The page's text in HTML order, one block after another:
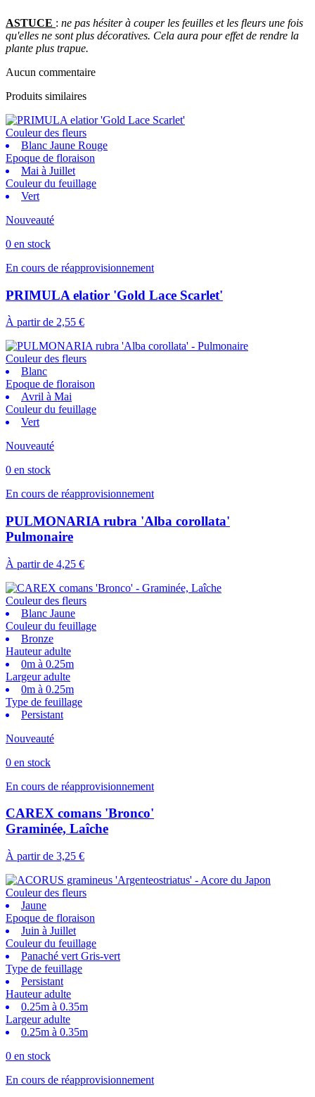
ASTUCE : ne pas hésiter à couper les feuilles et les fleurs une fois
qu'elles ne sont plus décoratives. Cela aura pour effet de rendre la
plante plus trapue.
Aucun commentaire
Produits similaires
Couleur des fleurs
Blanc Jaune Rouge
Epoque de floraison
Mai à Juillet
Couleur du feuillage
Vert
Nouveauté
0 en stock
En cours de réapprovisionnement
PRIMULA elatior 'Gold Lace Scarlet'
À partir de 2,55 €
Couleur des fleurs
Blanc
Epoque de floraison
Avril à Mai
Couleur du feuillage
Vert
Nouveauté
0 en stock
En cours de réapprovisionnement
PULMONARIA rubra 'Alba corollata'
Pulmonaire
À partir de 4,25 €
Couleur des fleurs
Blanc Jaune
Couleur du feuillage
Bronze
Hauteur adulte
0m à 0.25m
Largeur adulte
0m à 0.25m
Type de feuillage
Persistant
Nouveauté
0 en stock
En cours de réapprovisionnement
CAREX comans 'Bronco'
Graminée, Laîche
À partir de 3,25 €
Couleur des fleurs
Jaune
Epoque de floraison
Juin à Juillet
Couleur du feuillage
Panaché vert Gris-vert
Type de feuillage
Persistant
Hauteur adulte
0.25m à 0.35m
Largeur adulte
0.25m à 0.35m
0 en stock
En cours de réapprovisionnement